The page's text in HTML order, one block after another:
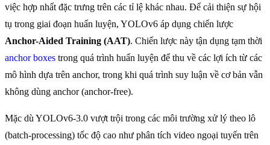
việc hợp nhất đặc trưng trên các tỉ lệ khác nhau. Để cải thiện sự hội
tụ trong giai đoạn huấn luyện, YOLOv6 áp dụng chiến lược
Anchor-Aided Training (AAT). Chiến lược này tận dụng tạm thời
anchor boxes trong quá trình huấn luyện để thu về các lợi ích từ các
mô hình dựa trên anchor, trong khi quá trình suy luận về cơ bản vẫn
không dùng anchor (anchor-free).
Mặc dù YOLOv6-3.0 vượt trội trong các môi trường xử lý theo lô
(batch-processing) tốc độ cao như phân tích video ngoại tuyến trên